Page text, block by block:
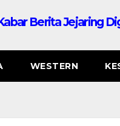
Berita Jejaring
WESTERN